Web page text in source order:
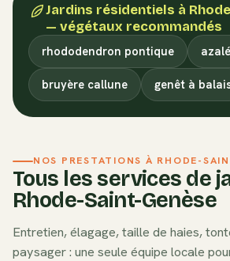
Jardins résidentiels à
— végétaux recommandés
rhododendron pontique
bruyère callune genêt à
NOS PRESTATIONS À RHODE-
Tous les services de
Rhode-Saint-Genèse
Entretien, élagage, taille de haies,
paysager : une seule équipe locale